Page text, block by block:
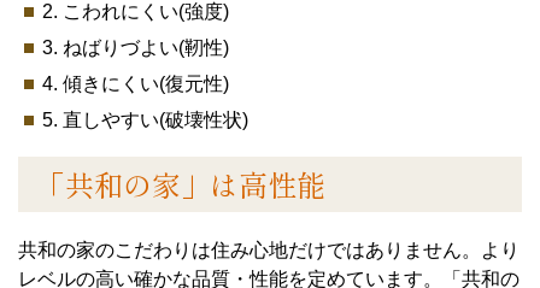
2. こわれにくい(強度)
3. ねばりづよい(靭性)
4. 傾きにくい(復元性)
5. 直しやすい(破壊性状)
「共和の家」は高性能
共和の家のこだわりは住み心地だけではありません。より
レベルの高い確かな品質・性能を定めています。「共和の